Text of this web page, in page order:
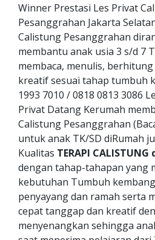
Winner Prestasi Les Privat
Pesanggrahan Jakarta
Calistung Pesanggrahan
membantu anak usia 3 s/d 7
membaca, menulis,
kreatif sesuai tahap tumbuh
1993 7010 / 0818 0813 3086
Privat Datang Kerumah
Calistung Pesanggrahan
untuk anak TK/SD diRumah
Kualitas TERAPI
dengan tahap-tahapan yang
kebutuhan Tumbuh kembang
penyayang dan ramah serta
cepat tanggap dan kreatif
menyenangkan sehingga